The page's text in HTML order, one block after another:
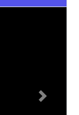
Next